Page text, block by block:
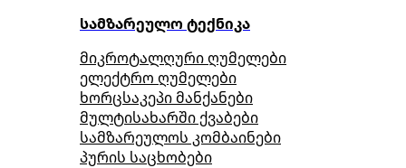
სამზარეულო ტექნიკა
მიკროტალღური ღუმელები
ელექტრო ღუმელები
ხორცსაკეპი მანქანები
მულტისახარში ქვაბები
სამზარეულოს კომბაინები
პურის საცხობები